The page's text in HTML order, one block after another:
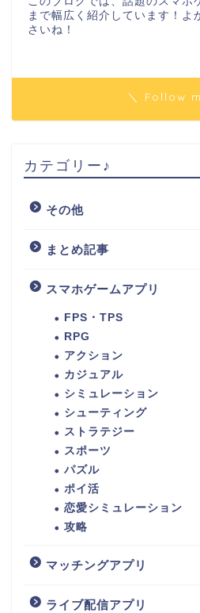
まで幅広く紹介しています！よ
さいね！
＼ Follow
カテゴリー♪
その他
まとめ記事
スマホゲームアプリ
FPS・TPS
RPG
アクション
カジュアル
シミュレーション
シューティング
ストラテジー
スポーツ
パズル
ポイ活
恋愛シミュレーション
攻略
マッチングアプリ
ライブ配信アプリ